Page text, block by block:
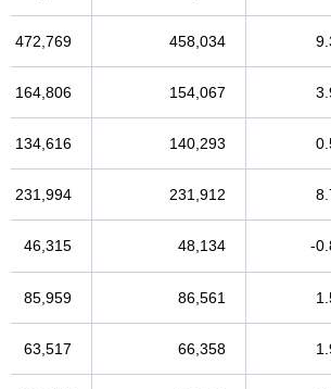
472,769 458,034
164,806 154,067
134,616 140,293
231,994 231,912
46,315 48,134 -
85,959 86,561
63,517 66,358